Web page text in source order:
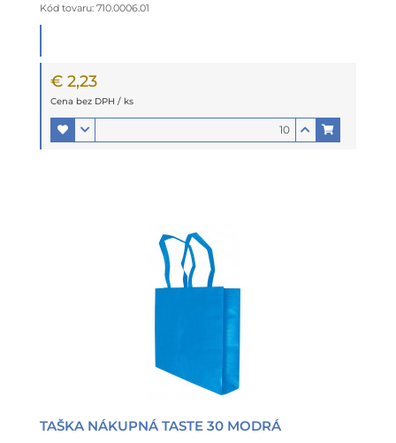
Kód tovaru: 710.0006.01
€ 2,23
Cena bez DPH / ks
TAŠKA NÁKUPNÁ TASTE 30 MODRÁ